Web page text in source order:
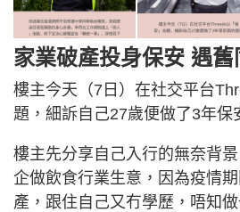
家業破產投身保安 遇
樓主今天（7日）在社交平台
題，細訴自己27歲便做了3年保
樓主先分享自己入行的無奈背
企做飲食行業生意，因為疫情
產，跟住自己又冇學歷，唔知